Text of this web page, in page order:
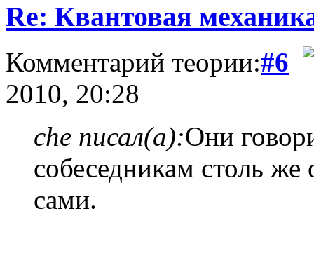
Re: Квантовая
Комментарий теории:#6
2010, 20:28
che писал(а):Они
собеседникам столь
сами.